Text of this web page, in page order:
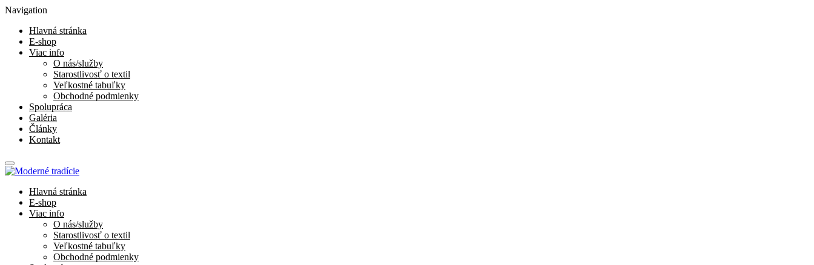
Navigation
Hlavná stránka
E-shop
Viac info
O nás/služby
Starostlivosť o textil
Veľkostné tabuľky
Obchodné podmienky
Spolupráca
Galéria
Články
Kontakt
Hlavná stránka
E-shop
Viac info
O nás/služby
Starostlivosť o textil
Veľkostné tabuľky
Obchodné podmienky